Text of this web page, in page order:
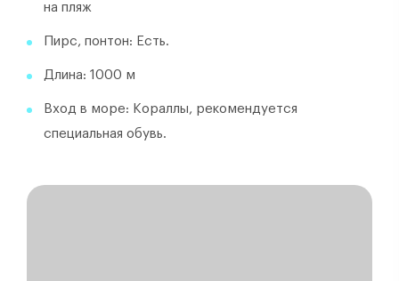
на пляж
Пирс, понтон: Есть.
Длина: 1000 м
Вход в море: Кораллы, рекомендуется
специальная обувь.